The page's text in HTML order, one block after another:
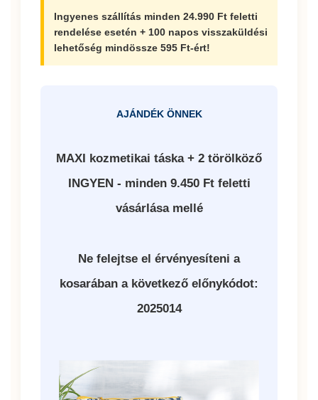
Ingyenes szállítás minden 24.990 Ft feletti
rendelése esetén + 100 napos visszaküldési
lehetőség mindössze 595 Ft-ért!
AJÁNDÉK ÖNNEK
MAXI kozmetikai táska + 2 törölköző
INGYEN - minden 9.450 Ft feletti
vásárlása mellé
Ne felejtse el érvényesíteni a
kosarában a következő előnykódot:
2025014